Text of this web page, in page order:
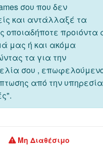
σου που δεν
και αντάλλαξέ τα
οποιαδήποτε προιόντα
μας ή και ακόμα
τα για την
σου ,
από την
Μη Διαθέσιμο